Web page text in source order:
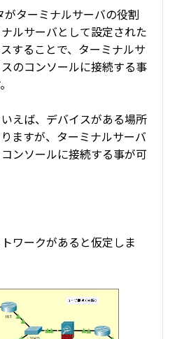
ターミナルサーバの役割
ルサーバとして設定された
することで、ターミナルサ
のコンソールに接続する事
えば、デバイスがある場所
ますが、ターミナルサーバ
ンソールに接続する事が可
ワークがあると仮定しま